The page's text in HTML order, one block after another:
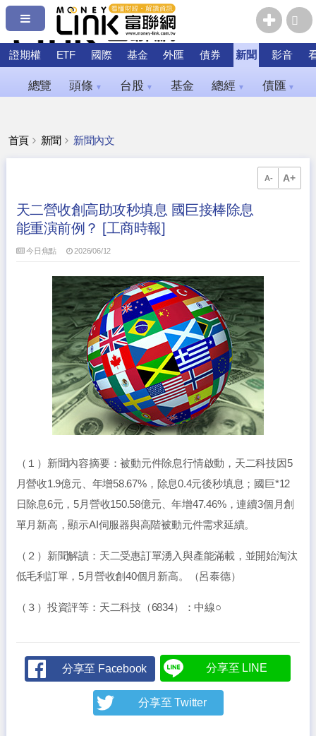
證期權 ETF 國際 基金 外匯 債券 新聞 影音
總覽 頭條 ▼ 台股 ▼ 基金 總經 ▼ 債匯 ▼
首頁 新聞 新聞內文
A- A+
天二營收創高助攻秒填息 國巨接棒除息
能重演前例？ [工商時報]
今日焦點 2026/06/12
（１）新聞內容摘要：被動元件除息行情啟動，天二科技因5
月營收1.9億元、年增58.67%，除息0.4元後秒填息；國巨*12
日除息6元，5月營收150.58億元、年增47.46%，連續3個月創
單月新高，顯示AI伺服器與高階被動元件需求延續。
（２）新聞解讀：天二受惠訂單湧入與產能滿載，並開始淘汰
低毛利訂單，5月營收創40個月新高。（呂泰德）
（３）投資評等：天二科技（6834）：中線○
分享至 Facebook 分享至 LINE
分享至 Twitter